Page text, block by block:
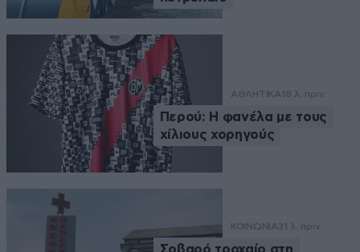
ΑΘΛΗΤΙΚΑ 18 λ. πριν
Περού: Η φανέλα με τους
χίλιους χορηγούς
ΚΟΙΝΩΝΙΑ31 λ. πριν